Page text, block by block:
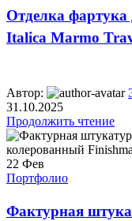
Отделка
Italica Marmo
Автор:
31.10.2025
Продолжить чтение
22 Фев
Портфолио
Фактурная